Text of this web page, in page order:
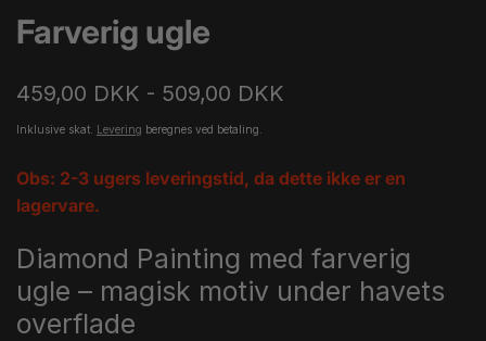
Farverig ugle
459,00 DKK - 509,00 DKK
Inklusive skat. Levering beregnes ved betaling.
Obs: 2-3 ugers leveringstid, da dette ikke er en
lagervare.
Diamond Painting med farverig
ugle – magisk motiv under havets
overflade